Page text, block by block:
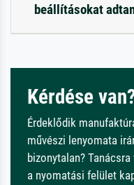
beállításokat
Kérdése
Érdeklődik
művészi lenyomata
bizonytalan?
a nyomatási felület